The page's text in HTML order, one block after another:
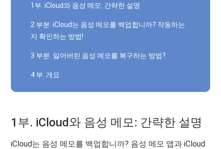
1부. iCloud와 음성 메모: 간략한 설명
2 부분. iCloud는 음성 메모를 백업합니까? 작동하는
지 확인하는 방법!
3 부분. 잃어버린 음성 메모를 복구하는 방법?
4 부. 개요
1부. iCloud와 음성 메모: 간략한 설명
iCloud는 음성 메모를 백업합니까? 음성 메모 앱과 iCloud